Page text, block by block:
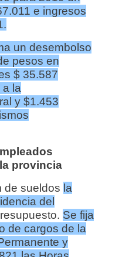
e ingresos
un desembolso
pesos en
$ 35.587
a la
y $1.453
provincia
de sueldos la
del
Se fija
de cargos de la
y